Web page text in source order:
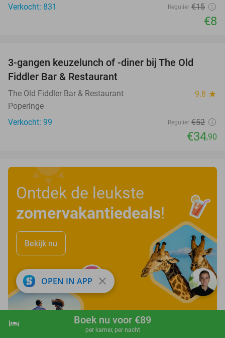
shopping_cart Boek nu
hotel Boek nu voor €89
per kamer, per nacht
Verkocht: 831
Regulier €15
€8
3-gangen keuzelunch of -diner bij The Old
Fiddler Bar & Restaurant
The Old Fiddler Bar & Restaurant 9.8 star
Poperinge
Verkocht: 99
Regulier €52
€34,90
Ontdek de leukste
zomervakantiedeals!
Bekijk nu
OPEN IN APP close